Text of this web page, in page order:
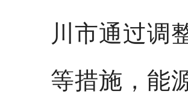
川市通过调
等措施，能